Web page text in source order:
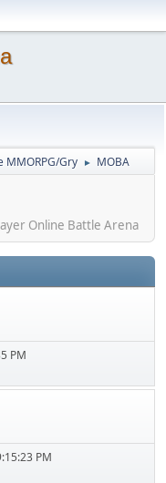
MMORPG/Gry ► MOBA
Online Battle Arena
PM
PM